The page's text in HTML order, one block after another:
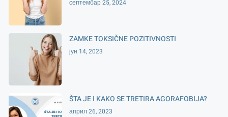
септембар 25, 2024
ZAMKE TOKSIČNE POZITIVNOSTI
јун 14, 2023
ŠTA JE I KAKO SE TRETIRA AGORAFOBIJA?
април 26, 2023